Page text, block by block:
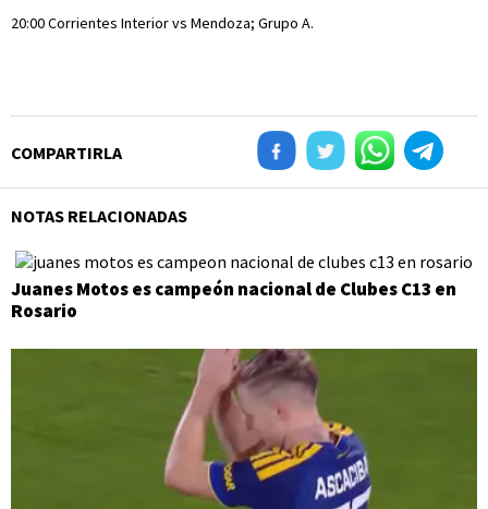
20:00 Corrientes Interior vs Mendoza; Grupo A.
COMPARTIRLA
NOTAS RELACIONADAS
Juanes Motos es campeón nacional de Clubes C13 en
Rosario